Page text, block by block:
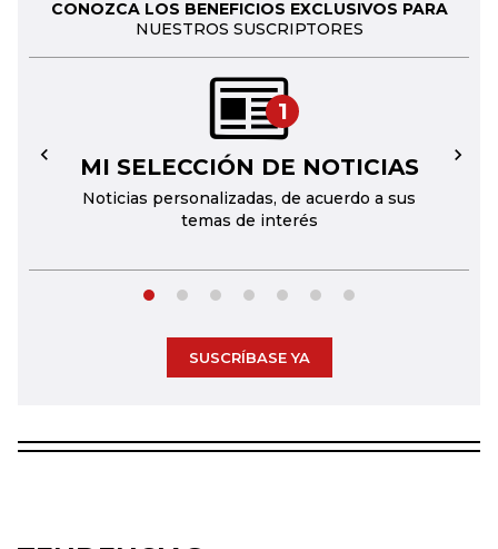
CONOZCA LOS BENEFICIOS EXCLUSIVOS PARA
NUESTROS SUSCRIPTORES
1
MI SELECCIÓN DE NOTICIAS
Noticias personalizadas, de acuerdo a sus
temas de interés
← →
SUSCRÍBASE YA